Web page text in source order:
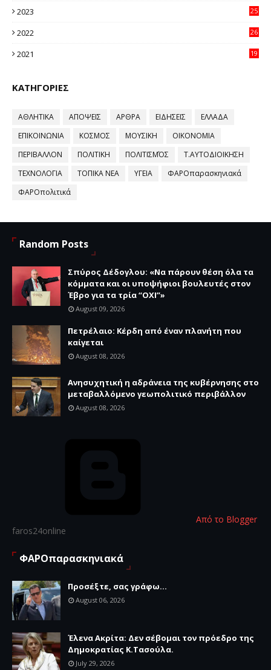
2023
25
2022
26
2021
19
ΚΑΤΗΓΟΡΙΕΣ
ΑΘΛΗΤΙΚΑ ΑΠΟΨΕΙΣ ΑΡΘΡΑ ΕΙΔΗΣΕΙΣ
ΕΛΛΑΔΑ
ΕΠΙΚΟΙΝΩΝΙΑ
ΚΟΣΜΟΣ ΜΟΥΣΙΚΗ
ΟΙΚΟΝΟΜΙΑ
ΠΕΡΙΒΑΛΛΟΝ
ΠΟΛΙΤΙΚΗ ΠΟΛΙΤΙΣΜΌΣ
Τ.ΑΥΤΟΔΙΟΙΚΗΣΗ
ΤΕΧΝΟΛΟΓΙΑ
ΤΟΠΙΚΑ ΝΕΑ ΥΓΕΙΑ
ΦΑΡΟπαρασκηνιακά
ΦΑΡΟπολιτικά
Random Posts
Σπύρος Δέδογλου: «Να πάρουν θέση όλα τα
κόμματα και οι υποψήφιοι βουλευτές στον
Έβρο για τα τρία “ΟΧΙ”»
August 09, 2026
Πετρέλαιο: Κέρδη από έναν πλανήτη που
καίγεται
August 08, 2026
Ανησυχητική η αδράνεια της κυβέρνησης στο
μεταβαλλόμενο γεωπολιτικό περιβάλλον
August 08, 2026
Από το Blogger
faros24online
ΦΑΡΟπαρασκηνιακά
Προσέξτε, σας γράφω...
August 06, 2026
Έλενα Ακρίτα: Δεν σέβομαι τον πρόεδρο της
Δημοκρατίας Κ.Τασούλα.
July 29, 2026